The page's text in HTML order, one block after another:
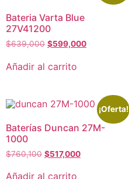
Bateria Varta Blue
27V41200
$639,000 $599,000
Añadir al carrito
¡Oferta!
Baterías Duncan 27M-
1000
$760,100 $517,000
Añadir al carrito